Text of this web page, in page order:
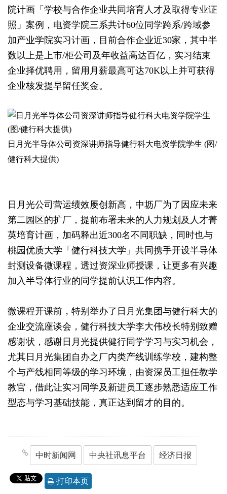
院计画「学校与合作企业共同培育人才及取得专业证
照」案例，电资学院三系共计60位同学跨系/跨域参
加产业学院实习计画，目前合作企业近30家，其中半
数以上是上市/柜公司及年收益高达百亿，实习结束
企业择优聘用，留用月薪最高可达70K以上并可获得
企业核发提早留任奖金。
日月光半导体公司资深讲师指导健行科大电资学院学生 (图/
健行科大提供)
日月光公司营运绩效屡创新高，中坜厂为了因应未来
第二园区的扩厂，提前布署未来的人力规划及人才菁
英培育计画，加码释出近300名不同职缺，同时也与
桃园优质大学「健行科技大学」共同携手开设半导体
封测设备微课程，透过资深业师授课，让更多有兴趣
加入半导体行业的同学提前认识工作内容。
微课程开课前，特别举办了日月光集团与健行科大的
企业交流座谈会，健行科技大学李大伟校长特别致赠
感谢状，感谢日月光提供健行同学学习与实习机会，
尤其日月光集团自办之厂内类产线训练学校，建构整
个与产线相同等级的学习环境，由资深员工担任教学
教官，借此让实习同学及新进员工逐步熟悉适应工作
型态与学习基础技能，真正达到留才的目的。
中时新闻网 中央社讯息平台 经济日报
打印本页